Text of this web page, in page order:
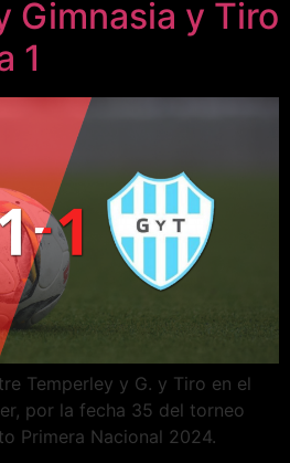
Gimnasia y Tiro
1
Temperley y G. y Tiro en el
por la fecha 35 del torneo
Primera Nacional 2024.